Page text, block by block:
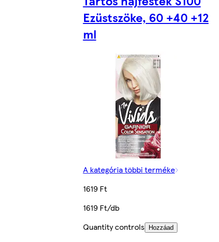
Ezüstszöke, 60 +40 +12
ml
A kategória többi terméke
1619 Ft
1619 Ft/db
Quantity controls
Hozzáad